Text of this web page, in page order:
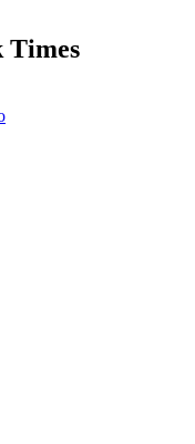
Times